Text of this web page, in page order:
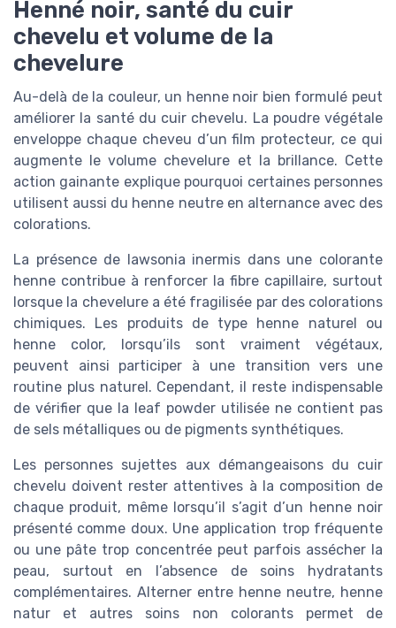
Henné noir, santé du cuir
chevelu et volume de la
chevelure
Au-delà de la couleur, un henne noir bien formulé peut
améliorer la santé du cuir chevelu. La poudre végétale
enveloppe chaque cheveu d’un film protecteur, ce qui
augmente le volume chevelure et la brillance. Cette
action gainante explique pourquoi certaines personnes
utilisent aussi du henne neutre en alternance avec des
colorations.
La présence de lawsonia inermis dans une colorante
henne contribue à renforcer la fibre capillaire, surtout
lorsque la chevelure a été fragilisée par des colorations
chimiques. Les produits de type henne naturel ou
henne color, lorsqu’ils sont vraiment végétaux,
peuvent ainsi participer à une transition vers une
routine plus naturel. Cependant, il reste indispensable
de vérifier que la leaf powder utilisée ne contient pas
de sels métalliques ou de pigments synthétiques.
Les personnes sujettes aux démangeaisons du cuir
chevelu doivent rester attentives à la composition de
chaque produit, même lorsqu’il s’agit d’un henne noir
présenté comme doux. Une application trop fréquente
ou une pâte trop concentrée peut parfois assécher la
peau, surtout en l’absence de soins hydratants
complémentaires. Alterner entre henne neutre, henne
natur et autres soins non colorants permet de